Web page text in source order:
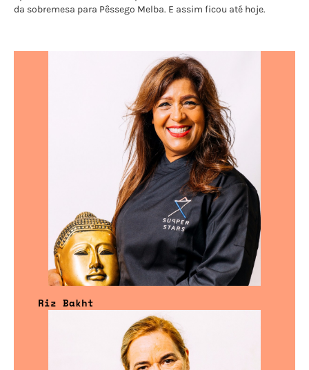
da sobremesa para Pêssego Melba. E assim ficou até hoje.
Riz Bakht